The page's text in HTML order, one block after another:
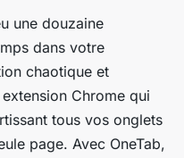
une douzaine
dans votre
chaotique et
Chrome qui
tous vos onglets
page. Avec OneTab,